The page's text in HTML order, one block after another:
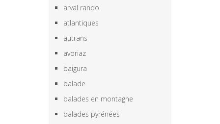
arval rando
atlantiques
autrans
avoriaz
baigura
balade
balades en montagne
balades pyrénées